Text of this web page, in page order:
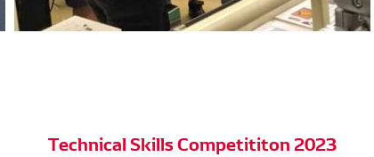
Technical Skills Competititon 2023